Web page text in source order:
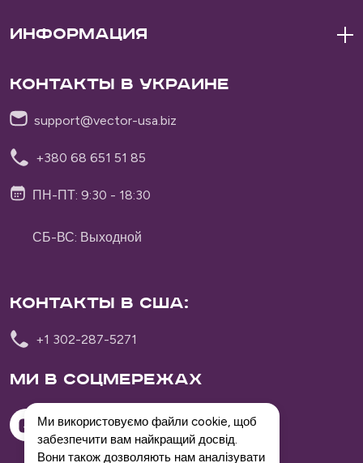
Информация
Контакты в Украине
support@vector-usa.biz
+380 68 651 51 85
ПН-ПТ: 9:30 - 18:30
СБ-ВС: Выходной
Vector Delivery
Контакты в США:
+1 302-287-5271
Ми в соцмережах
Ми використовуємо файли cookie, щоб
забезпечити вам найкращий досвід.
Вони також дозволяють нам аналізувати